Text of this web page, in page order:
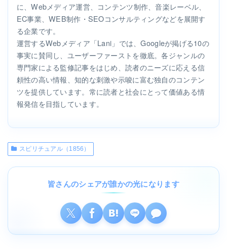
に、Webメディア運営、コンテンツ制作、音楽レーベル、
EC事業、WEB制作・SEOコンサルティングなどを展開す
る企業です。
運営するWebメディア「Lani」では、Googleが掲げる10の
事実に賛同し、ユーザーファーストを徹底。各ジャンルの
専門家による監修記事をはじめ、読者のニーズに応える信
頼性の高い情報、知的な刺激や示唆に富む独自のコンテン
ツを提供しています。常に読者と社会にとって価値ある情
報発信を目指しています。
スピリチュアル（1856）
皆さんのシェアが誰かの光になります